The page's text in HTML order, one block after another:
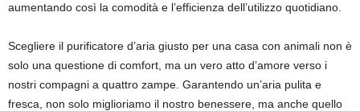
aumentando così la comodità e l’efficienza dell’utilizzo quotidiano.
Scegliere il purificatore d’aria giusto per una casa con animali non è
solo una questione di comfort, ma un vero atto d’amore verso i
nostri compagni a quattro zampe. Garantendo un’aria pulita e
fresca, non solo miglioriamo il nostro benessere, ma anche quello